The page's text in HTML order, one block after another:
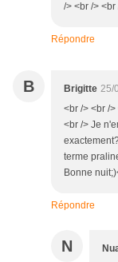
/> <br /> <br
Répondre
B Brigitte 25/
<br /> <br /
<br /> Je
terme
Bonne
Répondre
N